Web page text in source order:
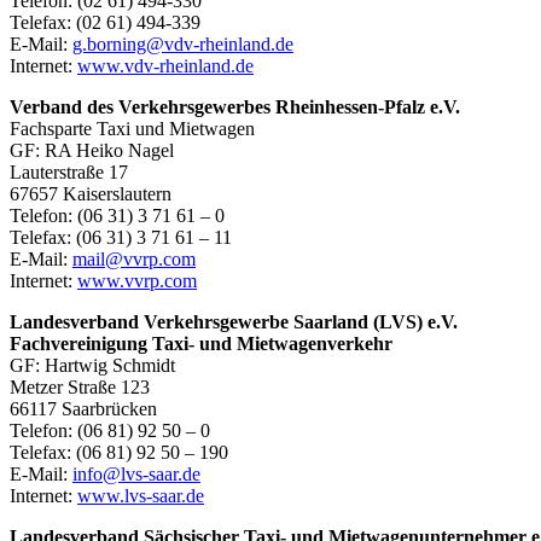
Telefax: (02 61) 494-339
E-Mail: g.borning@vdv-rheinland.de
Internet: www.vdv-rheinland.de
Verband des Verkehrsgewerbes Rheinhessen-Pfalz e.V.
Fachsparte Taxi und Mietwagen
GF: RA Heiko Nagel
Lauterstraße 17
67657 Kaiserslautern
Telefon: (06 31) 3 71 61 – 0
Telefax: (06 31) 3 71 61 – 11
E-Mail: mail@vvrp.com
Internet: www.vvrp.com
Landesverband Verkehrsgewerbe Saarland (LVS) e.V.
Fachvereinigung Taxi- und Mietwagenverkehr
GF: Hartwig Schmidt
Metzer Straße 123
66117 Saarbrücken
Telefon: (06 81) 92 50 – 0
Telefax: (06 81) 92 50 – 190
E-Mail: info@lvs-saar.de
Internet: www.lvs-saar.de